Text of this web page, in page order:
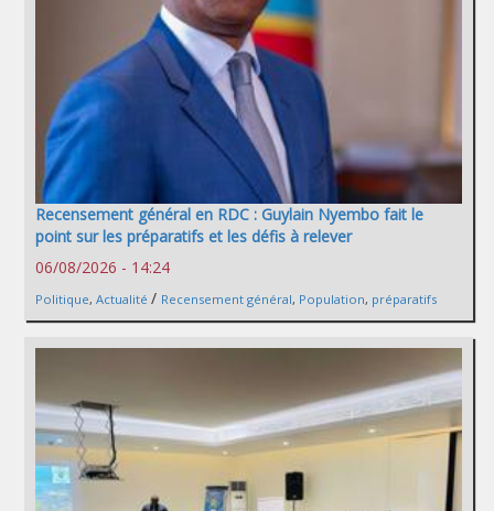
Recensement général en RDC : Guylain Nyembo fait le
point sur les préparatifs et les défis à relever
06/08/2026 - 14:24
Politique, Actualité / Recensement général, Population, préparatifs